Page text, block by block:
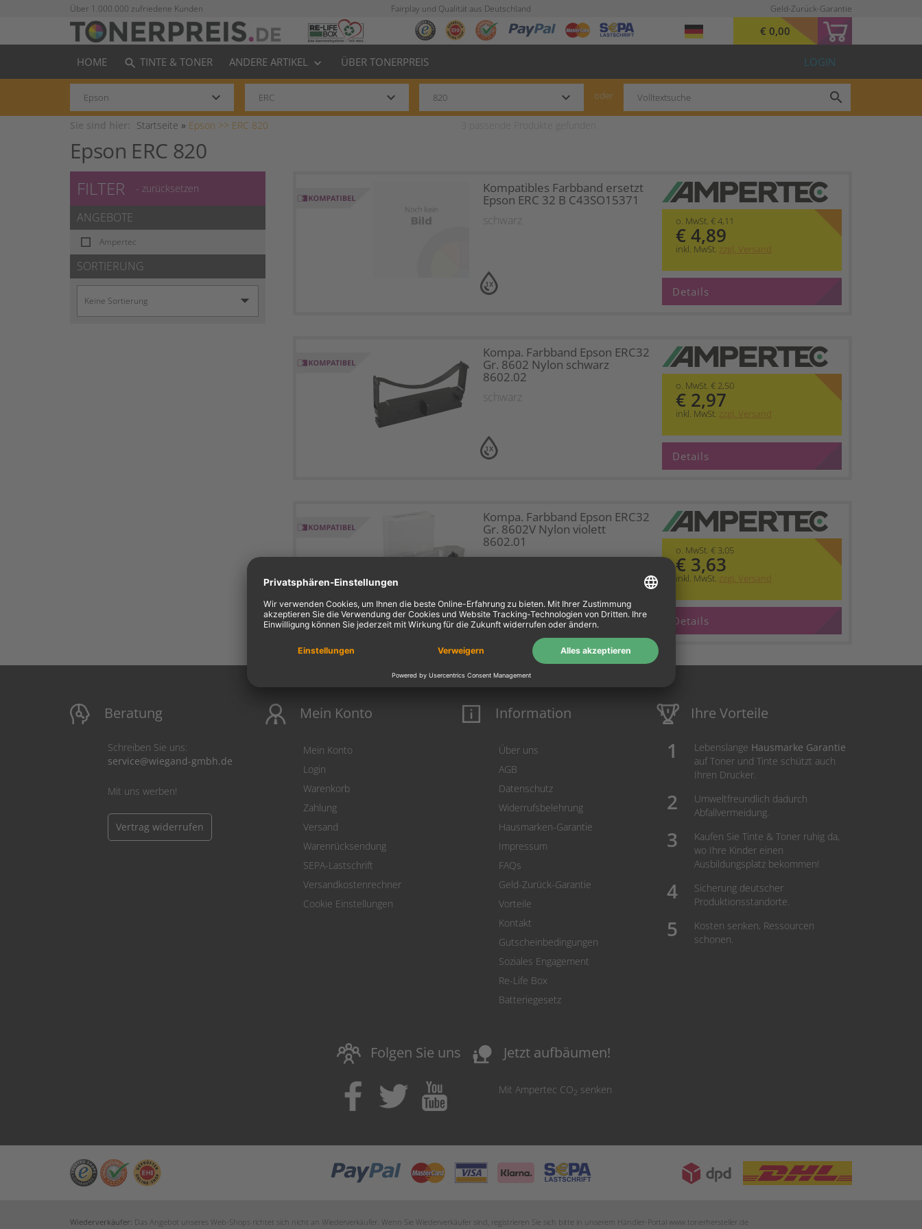
Über 1.000.000 zufriedene Kunden Fairplay und Qualität aus Deutschland Geld-Zurück-Garantie
€ 0,00
HOME search TINTE & TONER ANDERE ARTIKEL keyboard_arrow_down ÜBER TONERPREIS LOGIN
keyboard_arrow_down keyboard_arrow_down keyboard_arrow_down oder search
Startseite » Epson >> ERC 820
Epson ERC 820
FILTER - zurücksetzen
ANGEBOTE
Ampertec
SORTIERUNG
1X
Kompatibles Farbband ersetzt
Epson ERC 32 B C43SO15371
schwarz o. MwSt. € 4,11
€ 4,89
inkl. MwSt. zzgl. Versand
Details
1X
Kompa. Farbband Epson ERC32
Gr. 8602 Nylon schwarz
8602.02
schwarz
o. MwSt. € 2,50
€ 2,97
inkl. MwSt. zzgl. Versand
Details
Kompa. Farbband Epson ERC32
Gr. 8602V Nylon violett
8602.01
o. MwSt. € 3,05
€ 3,63
inkl. MwSt. zzgl. Versand
Details
Beratung
Schreiben Sie uns:
service@wiegand-gmbh.de
Mit uns werben!
Vertrag widerrufen
Mein Konto
Mein Konto
Login
Warenkorb
Zahlung
Versand
Warenrücksendung
SEPA-Lastschrift
Versandkostenrechner
Cookie Einstellungen
Information
Über uns
AGB
Datenschutz
Widerrufsbelehrung
Hausmarken-Garantie
Impressum
FAQs
Geld-Zurück-Garantie
Vorteile
Kontakt
Gutscheinbedingungen
Soziales Engagement
Re-Life Box
Batteriegesetz
Ihre Vorteile
Lebenslange Hausmarke Garantie
auf Toner und Tinte schützt auch
Ihren Drucker.
Umweltfreundlich dadurch
Abfallvermeidung.
Kaufen Sie Tinte & Toner ruhig da,
wo Ihre Kinder einen
Ausbildungsplatz bekommen!
Sicherung deutscher
Produktionsstandorte.
Kosten senken, Ressourcen
schonen.
Folgen Sie uns nature_people Jetzt aufbäumen!
Mit Ampertec CO2 senken
Wiederverkäufer: Das Angebot unseres Web-Shops richtet sich nicht an Wiederverkäufer. Wenn Sie Wiederverkäufer sind, registrieren Sie sich bitte in unserem Händler-Portal www.tonerhersteller.de